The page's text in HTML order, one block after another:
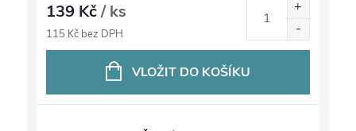
139 Kč/ ks
115 Kč bez DPH
VLOŽIT DO KOŠÍKU